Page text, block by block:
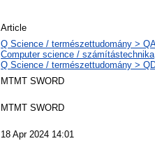
Article
Q Science / természettudomány >
Computer science /
Q Science / természettudomány >
MTMT SWORD
MTMT SWORD
18 Apr 2024 14:01